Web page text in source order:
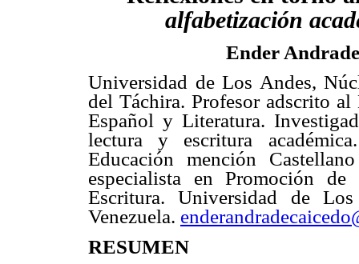
alfabetización
Ender Andrade
Universidad de Los Andes,
del Táchira. Profesor adscrito al
Español y Literatura.
lectura y escritura
Educación mención
especialista en Promoción
Escritura. Universidad de
Venezuela.
RESUMEN